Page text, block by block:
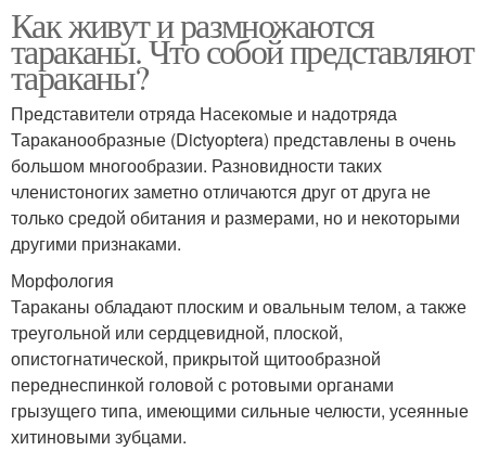
Как живут и размножаются
тараканы. Что собой представляют
тараканы?
Представители отряда Насекомые и надотряда
Тараканообразные (Dictyoptera) представлены в очень
большом многообразии. Разновидности таких
членистоногих заметно отличаются друг от друга не
только средой обитания и размерами, но и некоторыми
другими признаками.
Морфология
Тараканы обладают плоским и овальным телом, а также
треугольной или сердцевидной, плоской,
опистогнатической, прикрытой щитообразной
переднеспинкой головой с ротовыми органами
грызущего типа, имеющими сильные челюсти, усеянные
хитиновыми зубцами.